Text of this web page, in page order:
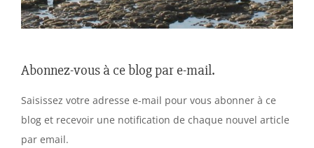
Abonnez-vous à ce blog par e-mail.
Saisissez votre adresse e-mail pour vous abonner à ce
blog et recevoir une notification de chaque nouvel article
par email.